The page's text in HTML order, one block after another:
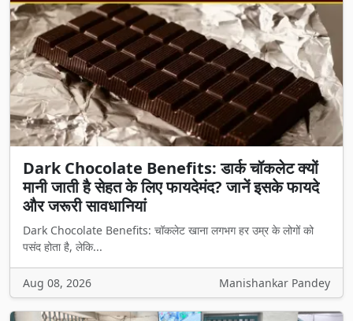
Dark Chocolate Benefits: डार्क चॉकलेट क्यों
मानी जाती है सेहत के लिए फायदेमंद? जानें इसके फायदे
और जरूरी सावधानियां
Dark Chocolate Benefits: चॉकलेट खाना लगभग हर उम्र के लोगों को
पसंद होता है, लेकि...
Aug 08, 2026 Manishankar Pandey